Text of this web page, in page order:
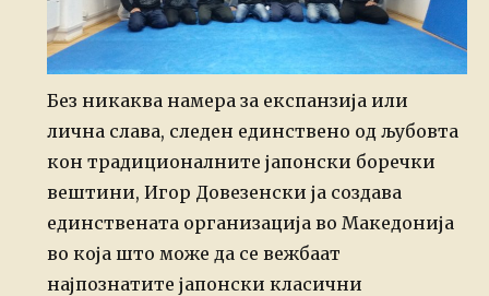
Без никаква намера за експанзија или
лична слава, следен единствено од љубовта
кон традиционалните јапонски боречки
вештини, Игор Довезенски ја создава
единствената организација во Македонија
во која што може да се вежбаат
најпознатите јапонски класични